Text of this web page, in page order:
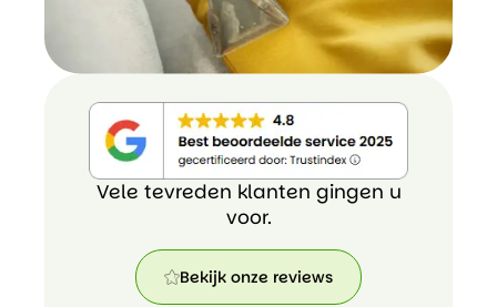
Vele tevreden klanten gingen u
voor.
Bekijk onze reviews